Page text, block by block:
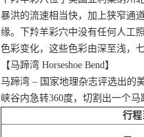
暴洪的流速相当快，加上狭窄通
缘。下羚羊彩穴中没有任何人工
色彩变化，这些色彩由深至浅，
【马蹄湾 Horseshoe Bend】
马蹄湾 – 国家地理杂志评选出的
峡谷内急转360度，切割出一个
行程